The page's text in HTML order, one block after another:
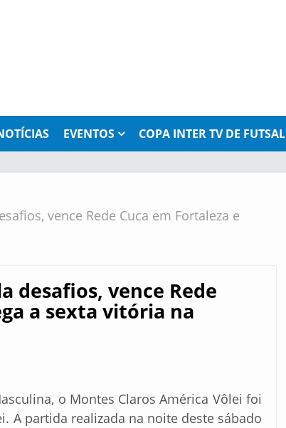
EVENTOS COPA INTER TV DE FUTSAL
vence Rede Cuca em Fortaleza e
desafios, vence Rede
a sexta vitória na
o Montes Claros América Vôlei foi
A partida realizada na noite deste sábado